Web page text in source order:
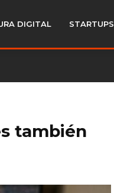
DIGITAL STARTUPS
también